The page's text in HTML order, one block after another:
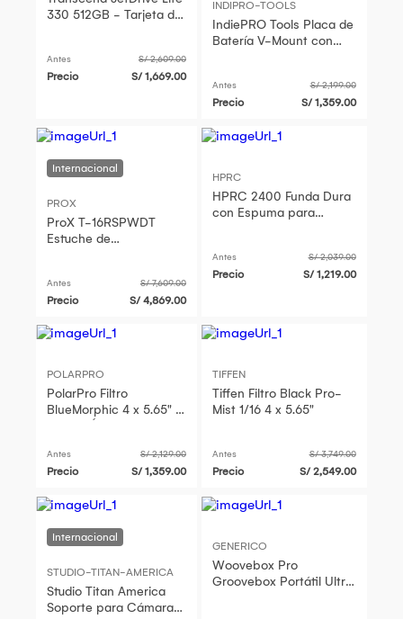
330 512GB - Tarjeta de
Antes S/ 2,609.00
Precio S/ 1,669.00
INDIPRO-TOOLS
IndiePRO Tools Placa de
Batería V-Mount con
Antes S/ 2,199.00
Precio S/ 1,359.00
PROX
ProX T-16RSPWDT
Estuche de
Ruedas y Dos Mesas
Laterales
Antes S/ 7,609.00
Precio S/ 4,869.00
HPRC
HPRC 2400 Funda Dura
con Espuma para
Prueba de Polvo
Antes S/ 2,039.00
Precio S/ 1,219.00
POLARPRO
PolarPro Filtro
BlueMorphic 4 x 5.65" -
CNC, 16
Antes S/ 2,129.00
Precio S/ 1,359.00
TIFFEN
Tiffen Filtro Black Pro-
Mist 1/16 4 x 5.65"
Antes S/ 3,749.00
Precio S/ 2,549.00
STUDIO-TITAN-AMERICA
Studio Titan America
Soporte para Cámara
GENERICO
Woovebox Pro
Groovebox Portátil Ultra